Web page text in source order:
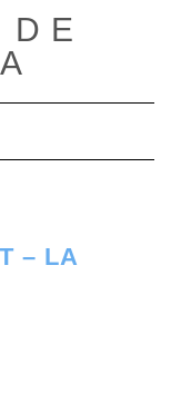
de navegación
– LA